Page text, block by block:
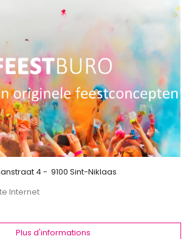
4 - 9100 Sint-Niklaas
Internet
Plus d'informations